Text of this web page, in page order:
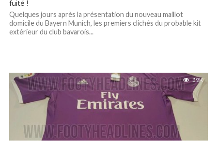
fuité !
Quelques jours après la présentation du nouveau maillot
domicile du Bayern Munich, les premiers clichés du probable kit
extérieur du club bavarois...
3.9K